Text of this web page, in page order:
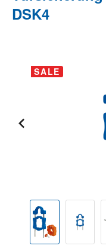
DSK4
Bildergalerie
SALE